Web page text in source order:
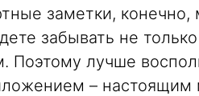
заметки,
забывать не
Поэтому лучше
–